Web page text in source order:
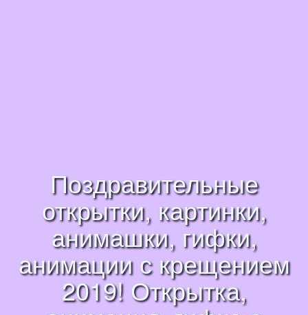
Поздравительные
открытки, картинки,
анимашки, гифки,
анимации с крещением
2019! Открытка,